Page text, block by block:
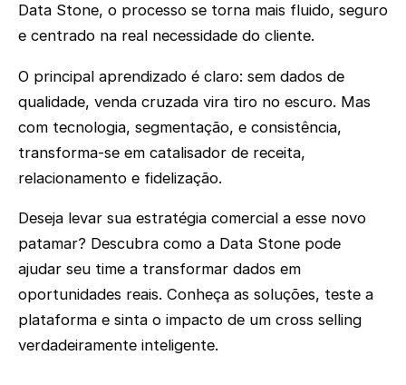
Data Stone, o processo se torna mais fluido, seguro
e centrado na real necessidade do cliente.
O principal aprendizado é claro: sem dados de
qualidade, venda cruzada vira tiro no escuro. Mas
com tecnologia, segmentação, e consistência,
transforma-se em catalisador de receita,
relacionamento e fidelização.
Deseja levar sua estratégia comercial a esse novo
patamar? Descubra como a Data Stone pode
ajudar seu time a transformar dados em
oportunidades reais. Conheça as soluções, teste a
plataforma e sinta o impacto de um cross selling
verdadeiramente inteligente.